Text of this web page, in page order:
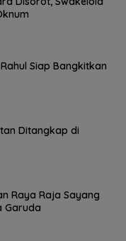
Siap Bangkitkan
Ditangkap di
Raya Raja Sayang
Garuda